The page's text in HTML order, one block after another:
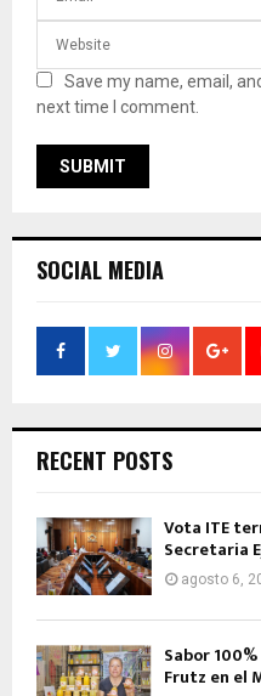
Save my name, email,
next time I comment.
SOCIAL MEDIA
RECENT POSTS
Vota ITE
Secretaria
agosto 6,
Sabor
Frutz en el